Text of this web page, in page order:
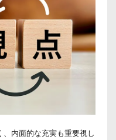
内面的な充実も重要視し